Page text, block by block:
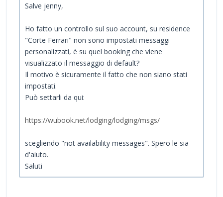
Salve jenny,
Ho fatto un controllo sul suo account, su residence
"Corte Ferrari" non sono impostati messaggi
personalizzati, è su quel booking che viene
visualizzato il messaggio di default?
Il motivo è sicuramente il fatto che non siano stati
impostati.
Può settarli da qui:
https://wubook.net/lodging/lodging/msgs/
scegliendo "not availability messages". Spero le sia
d'aiuto.
Saluti